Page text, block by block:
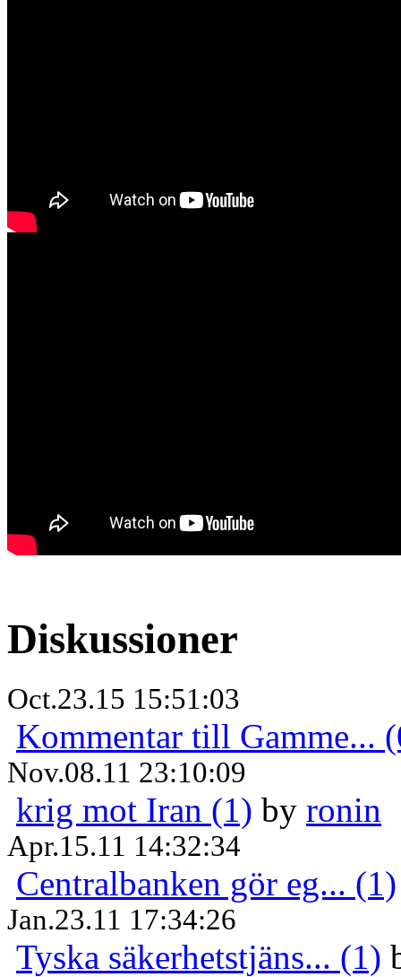
Diskussioner
Oct.23.15 15:51:03
Kommentar till Gamme...
Nov.08.11 23:10:09
krig mot Iran (1) by ronin
Apr.15.11 14:32:34
Centralbanken gör eg... (1)
Jan.23.11 17:34:26
Tyska säkerhetstjäns... (1)